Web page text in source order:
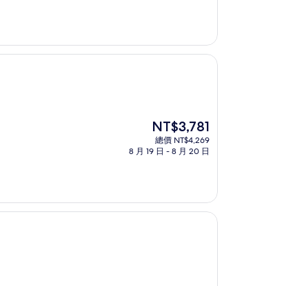
現
在
價
NT$3,781
總價 NT$4,269
8 月 19 日 - 8 月 20 日